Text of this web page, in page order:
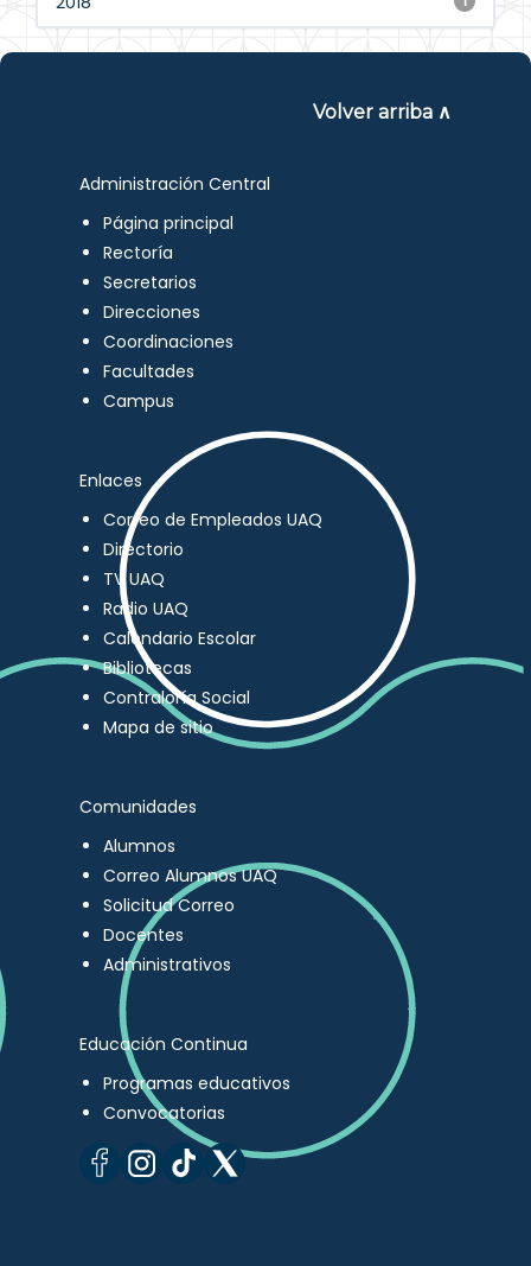
Volver arriba ∧
Administración Central
Página principal
Rectoría
Secretarios
Direcciones
Coordinaciones
Facultades
Campus
Enlaces
Correo de Empleados UAQ
Directorio
TV UAQ
Radio UAQ
Calendario Escolar
Bibliotecas
Contraloría Social
Mapa de sitio
Comunidades
Alumnos
Correo Alumnos UAQ
Solicitud Correo
Docentes
Administrativos
Educación Continua
Programas educativos
Convocatorias